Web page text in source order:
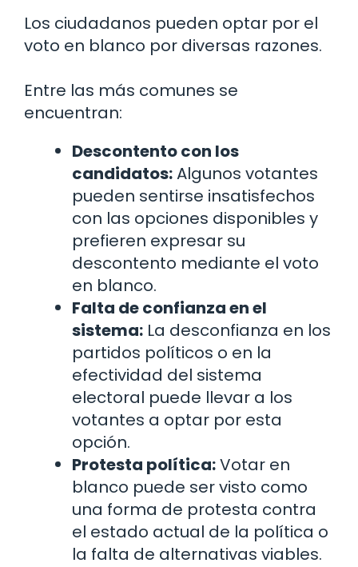
Los ciudadanos pueden optar por el
voto en blanco por diversas razones.
Entre las más comunes se
encuentran:
Descontento con los
candidatos:Algunos votantes
pueden sentirse insatisfechos
con las opciones disponibles y
prefieren expresar su
descontento mediante el voto
en blanco.
Falta de confianza en el
sistema: La desconfianza en los
partidos políticos o en la
efectividad del sistema
electoral puede llevar a los
votantes a optar por esta
opción.
Protesta política:Votar en
blanco puede ser visto como
una forma de protesta contra
el estado actual de la política o
la falta de alternativas viables.